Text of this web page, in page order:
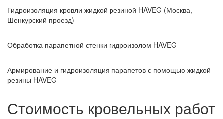
Гидроизоляция кровли жидкой резиной HAVEG (Москва,
Шенкурский проезд)
Обработка парапетной стенки гидроизолом HAVEG
Армирование и гидроизоляция парапетов с помощью жидкой
резины HAVEG
Стоимость кровельных работ